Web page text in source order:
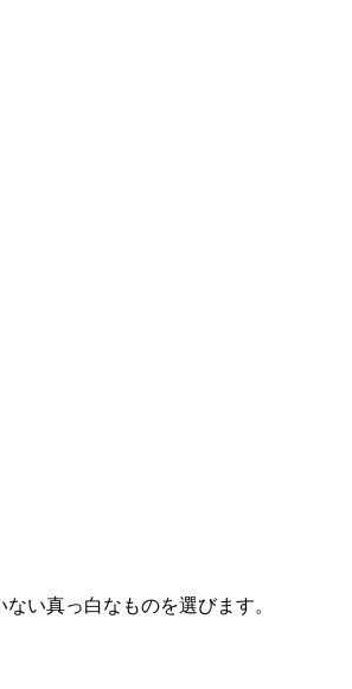
い真っ白なものを選びます。